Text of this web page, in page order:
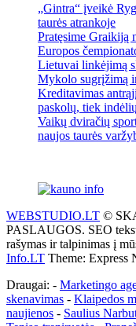
„Gintra“ įveikė
taurės atrankoje
Pratęsime Graikiją
Europos
Lietuvai linkėjimą
Mykolo sugrįžimą
Kreditavimas
paskolų, tiek
Vaikų dviračių
naujos taurės
WEBSTUDIO.LT ©
PASLAUGOS. SEO
rašymas ir talpinimas į
Info.LT Theme: Express
Draugai: - Marketingo
skenavimas - Klaipedos
naujienos - Saulius